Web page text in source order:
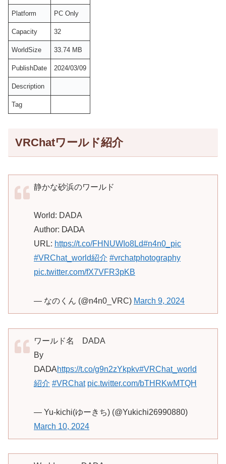
Platform PC Only
Capacity 32
WorldSize 33.74 MB
PublishDate 2024/03/09
Description
Tag
VRChatワールド紹介
静かな砂浜のワールド
World: DADA
Author: D̴AD̴A
URL: https://t.co/FHNUWIo8Ld#n4n0_pic
#VRChat_world紹介 #vrchatphotography
pic.twitter.com/fX7VFR3pKB
— なのくん (@n4n0_VRC) March 9, 2024
ワールド名 DADA
By
D̴AD̴Ahttps://t.co/g9n2zYkpkv#VRChat_world
紹介 #VRChat pic.twitter.com/bTHRKwMTQH
— Yu-kichi(ゆーきち) (@Yukichi26990880)
March 10, 2024